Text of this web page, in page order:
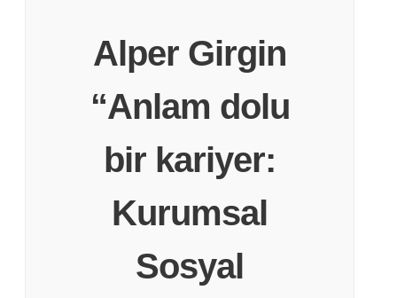
Alper Girgin
“Anlam dolu
bir kariyer:
Kurumsal
Sosyal